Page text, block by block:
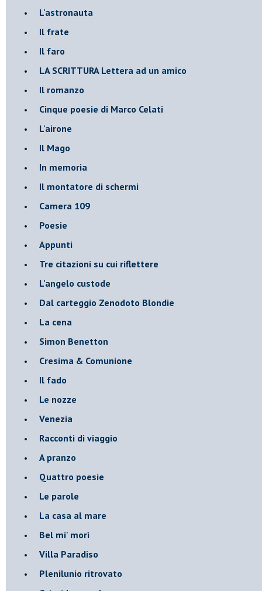
L'astronauta
Il frate
Il faro
​LA SCRITTURA Lettera ad un amico
Il romanzo
Cinque poesie di Marco Celati
L'airone
Il Mago
In memoria
Il montatore di schermi
Camera 109
Poesie
Appunti
Tre citazioni su cui riflettere
L'angelo custode
Dal carteggio Zenodoto Blondie
La cena
Simon Benetton
Cresima & Comunione
Il fado
Le nozze
Venezia
Racconti di viaggio
A pranzo
Quattro poesie
Le parole
La casa al mare
Bel mi' morì
Villa Paradiso
Plenilunio ritrovato